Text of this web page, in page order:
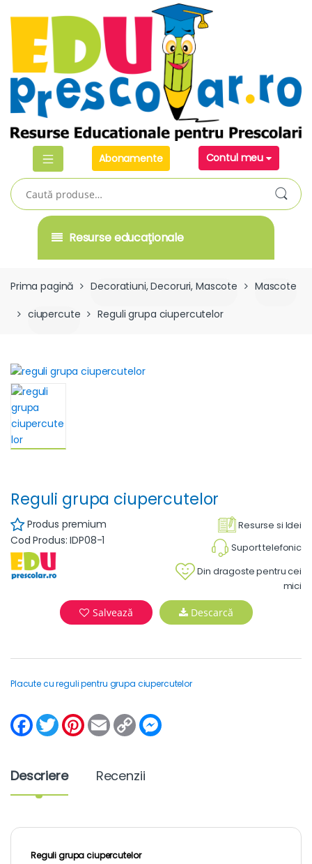
navigation
content
Abonamente
Contul meu
Caută
după:
Resurse educaţionale
Prima pagină Decoratiuni, Decoruri, Mascote
Mascote
ciupercute
Reguli grupa ciupercutelor
Reguli grupa ciupercutelor
Resurse si Idei
Suport telefonic
Din dragoste pentru cei
mici
Produs premium
Cod Produs: IDP08-1
Salvează Descarcă
Placute cu reguli pentru grupa ciupercutelor
F
a
o
k
T
w
e
P
E
m
C
o
i
Descriere Recenzii
Reguli grupa ciupercutelor